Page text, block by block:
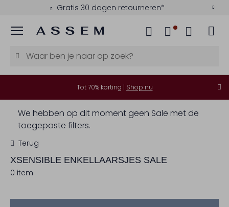
Gratis 30 dagen retourneren*
Menu
Tot 70% korting | Shop nu
We hebben op dit moment geen Sale met de
toegepaste filters.
Terug
XSENSIBLE ENKELLAARSJES SALE
0 item